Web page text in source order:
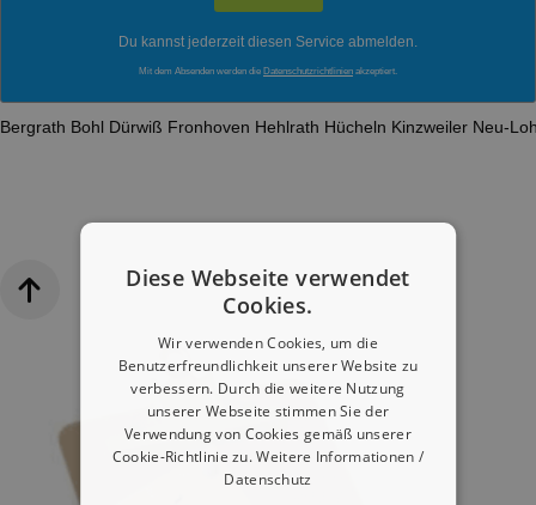
Du kannst jederzeit diesen Service abmelden.
Mit dem Absenden werden die Datenschutzrichtlinien akzeptiert.
Bergrath Bohl Dürwiß Fronhoven Hehlrath Hücheln Kinzweiler Neu-
Diese Webseite verwendet
Cookies.
Wir verwenden Cookies, um die
Benutzerfreundlichkeit unserer Website zu
verbessern. Durch die weitere Nutzung
unserer Webseite stimmen Sie der
Verwendung von Cookies gemäß unserer
Cookie-Richtlinie zu.Weitere Informationen /
Datenschutz